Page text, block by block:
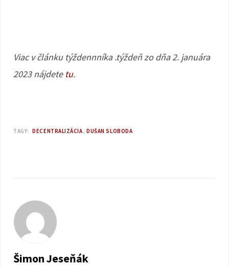
Viac v článku týždennníka .týždeň zo dňa 2. januára
2023 nájdete tu.
TAGY: DECENTRALIZÁCIA DUŠAN SLOBODA
Šimon Jeseňák